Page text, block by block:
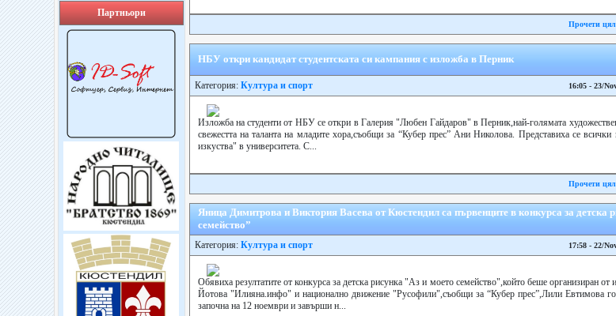
Партньори
Прочети
НБУ откри кандидат студентската си кампания с изложба в Перник
Категория: Култура и спорт 16:05 - 23/
Изложба на студенти от НБУ се откри в Галерия "Любен Гайдаров" в Перник,най-голямата
свежестта на таланта на младите хора,съобщи за “Кубер прес” Ани Николова. Представиха се
изкуства" в университета. С...
Прочети
Яница Димитрова и Виктория Васева от Кюстендил са първенците в конкурса за детска
семейство”
Категория: Култура и спорт 17:58 - 22/
Обявиха резултатите от конкурса за детска рисунка "Аз и моето семейство",който беше организиран
Йотова "Илияна.инфо" и национално движение "Русофили",съобщи за “Кубер прес”,Лили Евтимова
започна на 12 ноември и завърши н...